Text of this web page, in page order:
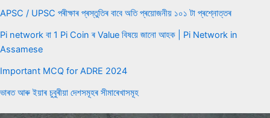
APSC / UPSC পৰীক্ষাৰ প্ৰস্তুতিৰ বাবে অতি প্ৰয়োজনীয় ১০১ টা প্ৰশ্নোত্তৰ
Pi network বা 1 Pi Coin ৰ Value বিষয়ে জানো আহক | Pi Network in
Assamese
Important MCQ for ADRE 2024
ভাৰত আৰু ইয়াৰ চুবুৰীয়া দেশসমূহৰ সীমাৰেখাসমূহ